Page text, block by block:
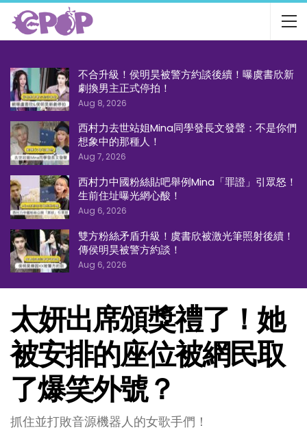
不合升級！侯明昊被警方約談後續！曝虞書欣新
劇換男主正式停拍！
Aug 8, 2026
西村力去世站姐Mina同學發長文發聲：不是你們
想象中的那種人！
Aug 7, 2026
西村力中國粉絲貼吧舉例Mina「罪證」引眾怒！
生前住址曝光網心酸！
Aug 6, 2026
雙方粉絲矛盾升級！虞書欣被激光筆照射後續！
傳侯明昊被警方約談！
Aug 6, 2026
太妍出席頒獎禮了！她
被安排的座位被網民取
了爆笑外號？
抓住並打敗音源機器人的女歌手們！